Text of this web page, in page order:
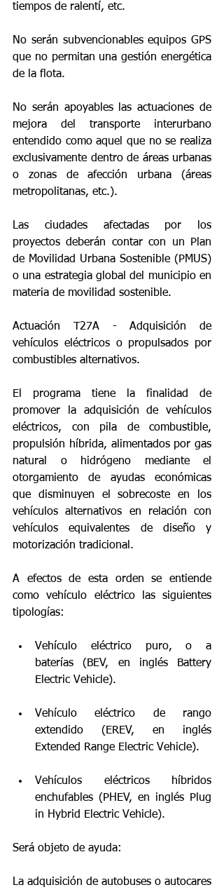
tiempos de ralentí, etc.
No serán subvencionables equipos GPS
que no permitan una gestión energética
de la flota.
No serán apoyables las actuaciones de
mejora del transporte interurbano
entendido como aquel que no se realiza
exclusivamente dentro de áreas urbanas
o zonas de afección urbana (áreas
metropolitanas, etc.).
Las ciudades afectadas por los
proyectos deberán contar con un Plan
de Movilidad Urbana Sostenible (PMUS)
o una estrategia global del municipio en
materia de movilidad sostenible.
Actuación T27A - Adquisición de
vehículos eléctricos o propulsados por
combustibles alternativos.
El programa tiene la finalidad de
promover la adquisición de vehículos
eléctricos, con pila de combustible,
propulsión híbrida, alimentados por gas
natural o hidrógeno mediante el
otorgamiento de ayudas económicas
que disminuyen el sobrecoste en los
vehículos alternativos en relación con
vehículos equivalentes de diseño y
motorización tradicional.
A efectos de esta orden se entiende
como vehículo eléctrico las siguientes
tipologías:
Vehículo eléctrico puro, o a
baterías (BEV, en inglés Battery
Electric Vehicle).
Vehículo eléctrico de rango
extendido (EREV, en inglés
Extended Range Electric Vehicle).
Vehículos eléctricos híbridos
enchufables (PHEV, en inglés Plug
in Hybrid Electric Vehicle).
Será objeto de ayuda:
La adquisición de autobuses o autocares